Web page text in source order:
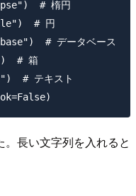
# 楕円
# 円
# データベース
# 箱
# テキスト
長い文字列を入れると